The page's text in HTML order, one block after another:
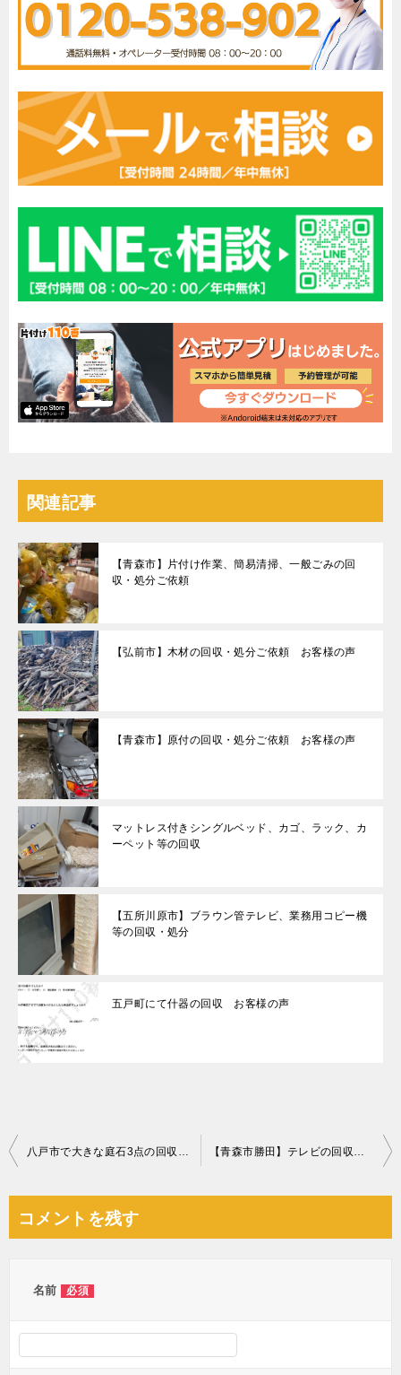
関連記事
【青森市】片付け作業、簡易清掃、一般ごみの回
収・処分ご依頼
【弘前市】木材の回収・処分ご依頼 お客様の声
【青森市】原付の回収・処分ご依頼 お客様の声
マットレス付きシングルベッド、カゴ、ラック、カ
ーペット等の回収
【五所川原市】ブラウン管テレビ、業務用コピー機
等の回収・処分
五戸町にて什器の回収 お客様の声
投
ビ
八戸市で大きな庭石3点の回収ご依頼 お客様の声 【青森市勝田】テレビの回収☆電話ひとつで処分できる手軽さにご満足いただけたようです！
コメントを残す
名前 必須